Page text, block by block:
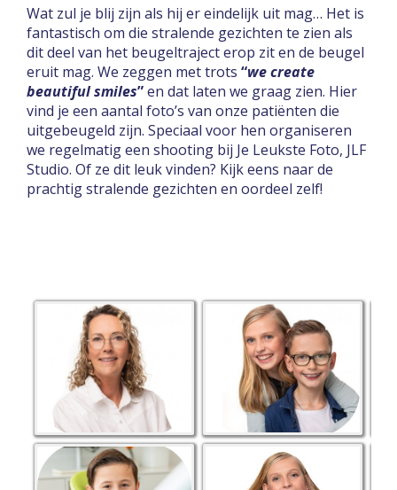
Wat zul je blij zijn als hij er eindelijk uit mag… Het is
fantastisch om die stralende gezichten te zien als
dit deel van het beugeltraject erop zit en de beugel
eruit mag. We zeggen met trots “we create
beautiful smiles”en dat laten we graag zien. Hier
vind je een aantal foto’s van onze patiënten die
uitgebeugeld zijn. Speciaal voor hen organiseren
we regelmatig een shooting bij Je Leukste Foto, JLF
Studio. Of ze dit leuk vinden? Kijk eens naar de
prachtig stralende gezichten en oordeel zelf!